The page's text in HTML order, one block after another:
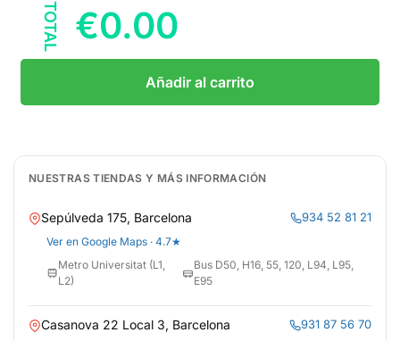
TOTAL €0.00
Añadir al carrito
NUESTRAS TIENDAS Y MÁS INFORMACIÓN
Sepúlveda 175, Barcelona 934 52 81 21
Ver en Google Maps · 4.7★
Metro Universitat (L1,
L2)
Bus D50, H16, 55, 120, L94, L95,
E95
Casanova 22 Local 3, Barcelona 931 87 56 70